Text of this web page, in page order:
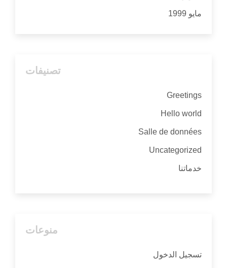
مايو 1999
تصنيفات
Greetings
Hello world
Salle de données
Uncategorized
خدماتنا
منوعات
تسجيل الدخول